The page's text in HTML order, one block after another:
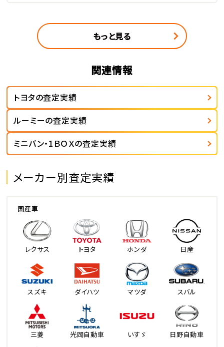
もっと見る
関連情報
トヨタの査定実績
ルーミーの査定実績
ミニバン・1ＢＯＸの査定実績
メーカー別査定実績
国産車
レクサス トヨタ ホンダ 日産
スズキ ダイハツ マツダ スバル
三菱 光岡自動車 いすゞ 日野自動車